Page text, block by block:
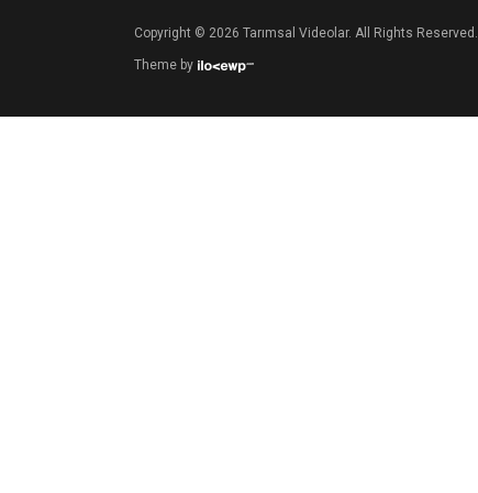
Copyright © 2026 Tarımsal Videolar. All Rights Reserved.
Theme by